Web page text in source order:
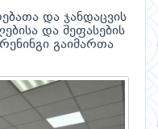
და ჯანდაცვის
და შეფასების
გაიმართა